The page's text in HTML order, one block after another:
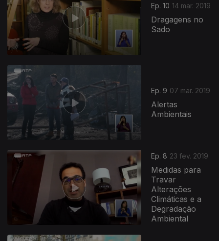
Ep. 10 14 mar. 2019
Dragagens no
Sado
Ep. 9 07 mar. 2019
Alertas
Ambientais
Ep. 8 23 fev. 2019
Medidas para
Travar
Alterações
Climáticas e a
Degradação
Ambiental